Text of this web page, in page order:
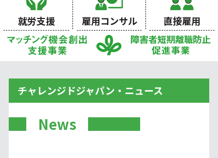
就労支援 雇用コンサル 直接雇用
チャレンジドジャパン・ニュース
News